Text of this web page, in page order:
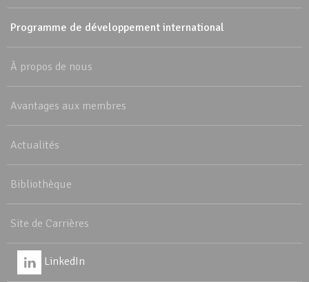
Programme de développement international
À propos de nous
Avantages aux membres
Actualités
Bibliothèque
Site de Carrières
LinkedIn